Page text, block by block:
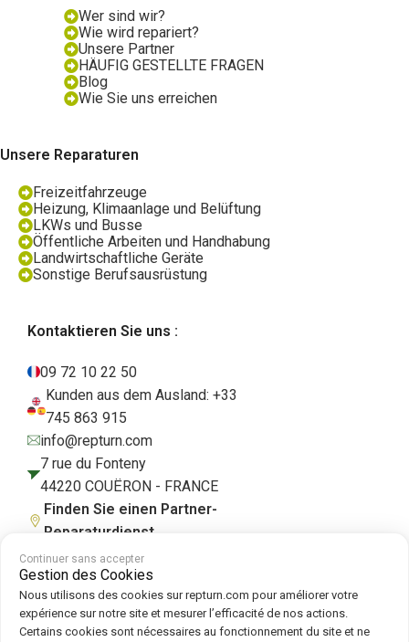
Wer sind wir?
Wie wird repariert?
Unsere Partner
HÄUFIG GESTELLTE FRAGEN
Blog
Wie Sie uns erreichen
Unsere Reparaturen
Freizeitfahrzeuge
Heizung, Klimaanlage und Belüftung
LKWs und Busse
Öffentliche Arbeiten und Handhabung
Landwirtschaftliche Geräte
Sonstige Berufsausrüstung
Kontaktieren Sie uns :
09 72 10 22 50
Kunden aus dem Ausland: +33
745 863 915
info@repturn.com
7 rue du Fonteny
44220 COUËRON - FRANCE
Finden Sie einen Partner-
Reparaturdienst
AGB|Impressum|Datenschutzerklärung|Cookies|Cookie-Richtlinie
Continuer sans accepter
Gestion des Cookies
Nous utilisons des cookies sur repturn.com pour améliorer votre
expérience sur notre site et mesurer l’efficacité de nos actions.
Certains cookies sont nécessaires au fonctionnement du site et ne